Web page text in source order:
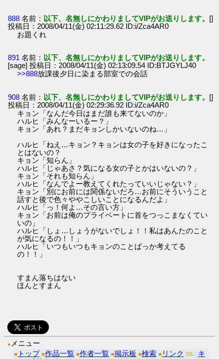
888 名前： 以下、名無しにかわりましてVIPがお送りします。 []
投稿日：2008/04/11(金) 02:11:29.62 ID:i/Zca4AR0
お題くれ
891 名前： 以下、名無しにかわりましてVIPがお送りします。
[sage] 投稿日：2008/04/11(金) 02:13:09.54 ID:BTJGYLJ40
>>888放課後夕日に染まる部室での会話
908 名前： 以下、名無しにかわりましてVIPがお送りします。 []
投稿日：2008/04/11(金) 02:29:36.92 ID:i/Zca4AR0
キョン「なんだ今日はまだ誰も来てないのか」
ハルヒ「みんなーいるー？」
キョン「あれ？まだキョンしかいないのね…」
ハルヒ「ねえ…キョン？キョンは女の子を好きになったこ
とはないの？
キョン「知らん」
ハルヒ「じゃあさ？気になる女の子とかはいないの？」
キョン「それも知らん」
ハルヒ「なんでよー教えてくれたっていいじゃない？」
キョン「別にお前には関係ないだろ…お前にそういうこと
話すと後で色々ややこしいことになるんだよ」
ハルヒ「っ！何よ…その言い方」
キョン「お前は俺のプライベートに首をつっこまなくてい
いの」
ハルヒ「しょ…しょうがないでしょ！！私はあんたのこと
が気になるの！！」
ハルヒ「いつもいつもキョンのことばっか考えてる
の！！」
すまん落ちはない
ほんとすまん
● メニュー
■ トップ ■作品一覧 ■作者一覧 ■掲示板 ■検索 ■ リンク SS： キ